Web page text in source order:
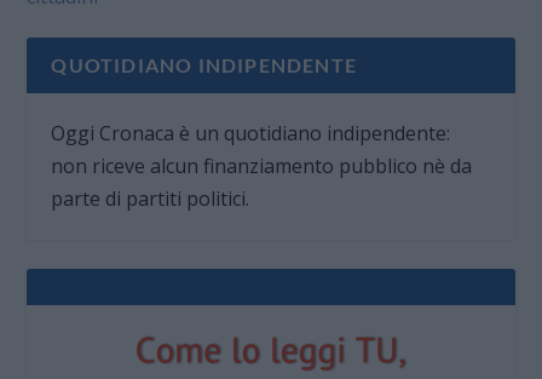
QUOTIDIANO INDIPENDENTE
Oggi Cronaca è un quotidiano indipendente:
non riceve alcun finanziamento pubblico nè da
parte di partiti politici.